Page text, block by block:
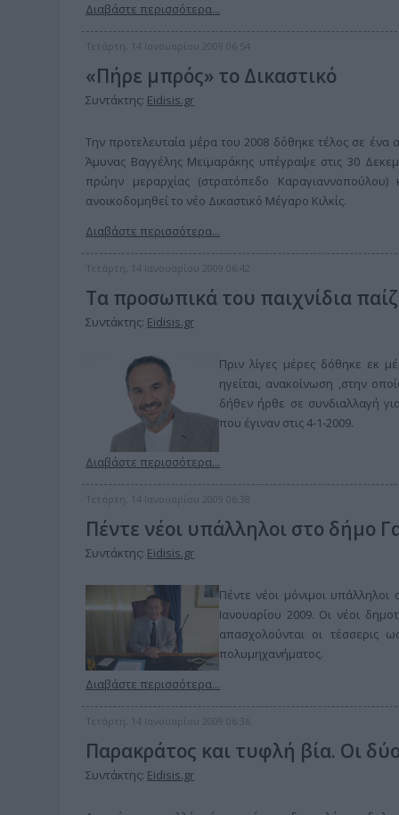
Διαβάστε περισσότερα...
Τετάρτη, 14 Ιανουαρίου 2009 06:54
«Πήρε μπρός» το Δικαστικό
Συντάκτης: Eidisis.gr
Την προτελευταία μέρα του 2008 δόθηκε τέλος σε ένα
Άμυνας Βαγγέλης Μεϊμαράκης υπέγραψε στις 30
πρώην μεραρχίας (στρατόπεδο
ανοικοδομηθεί το νέο Δικαστικό Μέγαρο Κιλκίς.
Διαβάστε περισσότερα...
Τετάρτη, 14 Ιανουαρίου 2009 06:42
Τα προσωπικά του παιχνίδια
Συντάκτης: Eidisis.gr
Πριν λίγες μέρες δόθηκε εκ
ηγείται, ανακοίνωση ,στην
δήθεν ήρθε σε συνδιαλλαγή
που έγιναν στις 4-1-2009.
Διαβάστε περισσότερα...
Τετάρτη, 14 Ιανουαρίου 2009 06:38
Πέντε νέοι υπάλληλοι στο δήμο
Συντάκτης: Eidisis.gr
Πέντε νέοι μόνιμοι
Ιανουαρίου 2009. Οι νέοι
απασχολούνται οι τέσσερις
πολυμηχανήματος.
Διαβάστε περισσότερα...
Τετάρτη, 14 Ιανουαρίου 2009 06:36
Παρακράτος και τυφλή βία. Οι
Συντάκτης: Eidisis.gr